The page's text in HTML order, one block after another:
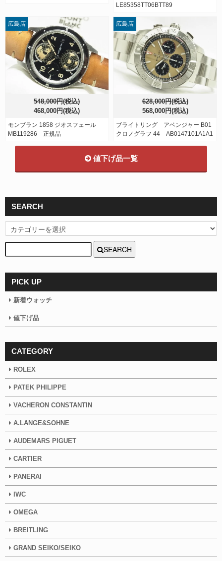
LE85358TT06BTT89
548,000円(税込)
468,000円(税込)
モンブラン 1858 ジオスフェール
MB119286 正規品
広島店
628,000円(税込)
568,000円(税込)
ブライトリング アベンジャー B01
クロノグラフ 44 AB0147101A1A1
広島店
値下げ品一覧
SEARCH
SEARCH
PICK UP
新着ウォッチ
値下げ品
CATEGORY
ROLEX
PATEK PHILIPPE
VACHERON CONSTANTIN
A.LANGE&SOHNE
AUDEMARS PIGUET
CARTIER
PANERAI
IWC
OMEGA
BREITLING
GRAND SEIKO/SEIKO